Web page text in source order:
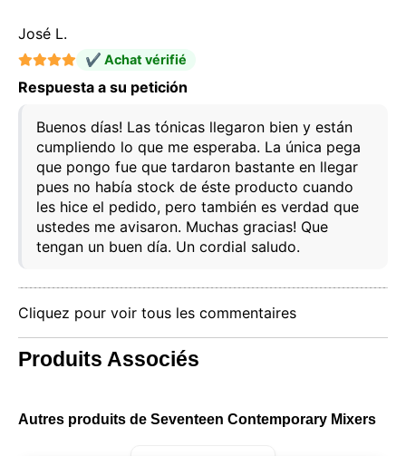
José L.
✔ Achat vérifié
Respuesta a su petición
Buenos días! Las tónicas llegaron bien y están
cumpliendo lo que me esperaba. La única pega
que pongo fue que tardaron bastante en llegar
pues no había stock de éste producto cuando
les hice el pedido, pero también es verdad que
ustedes me avisaron. Muchas gracias! Que
tengan un buen día. Un cordial saludo.
Cliquez pour voir tous les commentaires
Produits Associés
Autres produits de Seventeen Contemporary Mixers